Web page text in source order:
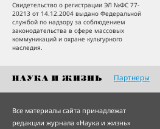
Свидетельство о регистрации ЭЛ №ФС 77-
20213 от 14.12.2004 выдано Федеральной
службой по надзору за соблюдением
законодательства в сфере массовых
коммуникаций и охране культурного
наследия.
Партнеры
Все материалы сайта принадлежат
редакции журнала «Наука и жизнь»